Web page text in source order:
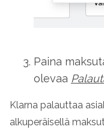
Paina
olevaa
Klarna palauttaa
alkuperäisellä